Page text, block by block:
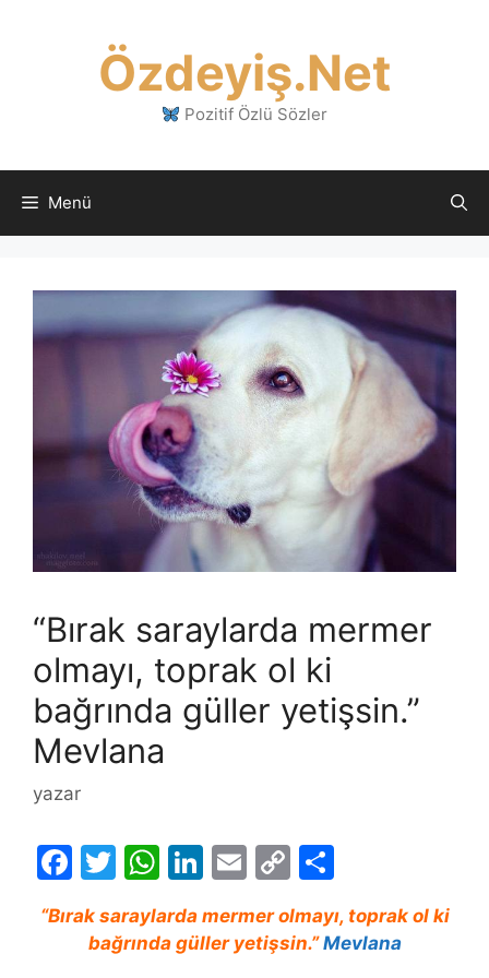
Özdeyiş.Net
Pozitif Özlü Sözler
Menü
“Bırak saraylarda mermer
olmayı, toprak ol ki
bağrında güller yetişsin.”
Mevlana
yazar
F
c
T
itt
er
W
at
s
Li
k
E
ai
C
p ar
“Bırak saraylarda mermer olmayı, toprak ol ki
bağrında güller yetişsin.”Mevlana